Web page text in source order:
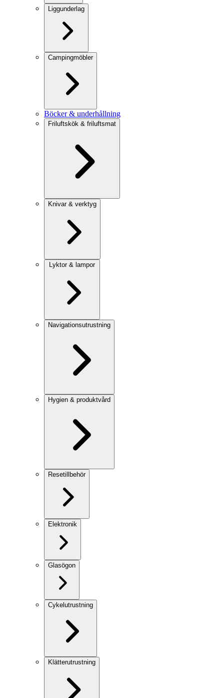
Liggunderlag
Campingmöbler
Böcker & underhållning
Friluftskök & friluftsmat
Knivar & verktyg
Lyktor & lampor
Navigationsutrustning
Hygien & produktvård
Resetillbehör
Elektronik
Glasögon
Cykelutrustning
Klätterutrustning